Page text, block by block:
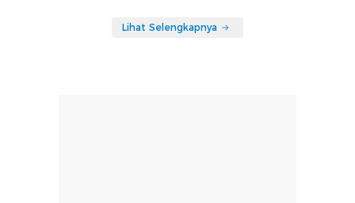
Lihat Selengkapnya